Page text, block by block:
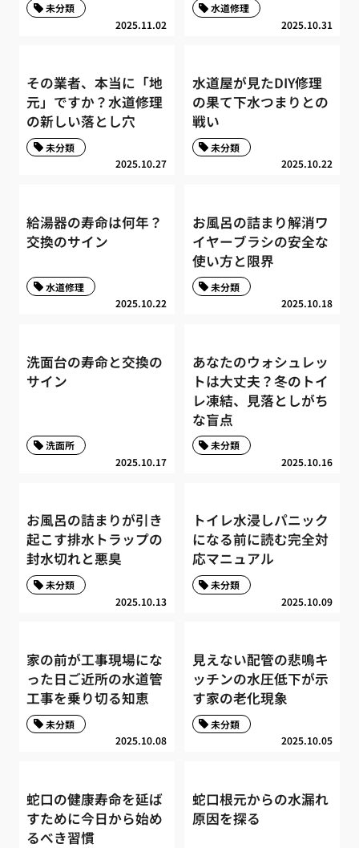
2025.11.02
未分類
2025.10.31
水道修理
その業者、本当に「地
元」ですか？水道修理
の新しい落とし穴
2025.10.27
未分類
水道屋が見たDIY修理
の果て下水つまりとの
戦い
2025.10.22
未分類
給湯器の寿命は何年？
交換のサイン
2025.10.22
水道修理
お風呂の詰まり解消ワ
イヤーブラシの安全な
使い方と限界
2025.10.18
未分類
洗面台の寿命と交換の
サイン
2025.10.17
洗面所
あなたのウォシュレッ
トは大丈夫？冬のトイ
レ凍結、見落としがち
な盲点
2025.10.16
未分類
お風呂の詰まりが引き
起こす排水トラップの
封水切れと悪臭
2025.10.13
未分類
トイレ水浸しパニック
になる前に読む完全対
応マニュアル
2025.10.09
未分類
家の前が工事現場にな
った日ご近所の水道管
工事を乗り切る知恵
2025.10.08
未分類
見えない配管の悲鳴キ
ッチンの水圧低下が示
す家の老化現象
2025.10.05
未分類
蛇口の健康寿命を延ば
すために今日から始め
るべき習慣
蛇口根元からの水漏れ
原因を探る